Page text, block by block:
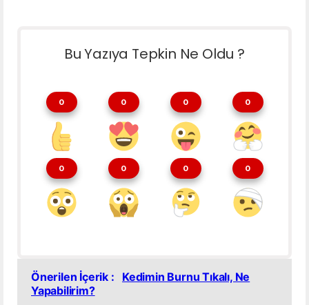
Bu Yazıya Tepkin Ne Oldu ?
0 0 0 0
0 0 0 0
Önerilen İçerik :
Kedimin Burnu Tıkalı, Ne
Yapabilirim?